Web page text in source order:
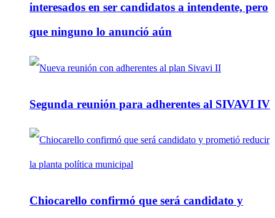
interesados en ser candidatos a intendente, pero
que ninguno lo anunció aún
Segunda reunión para adherentes al SIVAVI IV
Chiocarello confirmó que será candidato y